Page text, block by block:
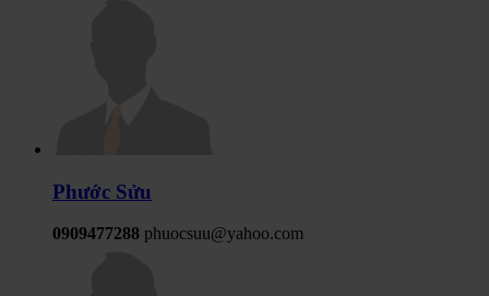
Phước Sửu
0909477288 phuocsuu@yahoo.com